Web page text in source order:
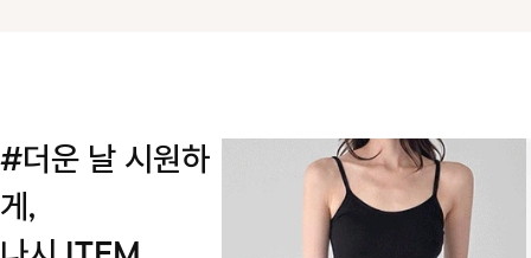
#더운 날 시원하
게,